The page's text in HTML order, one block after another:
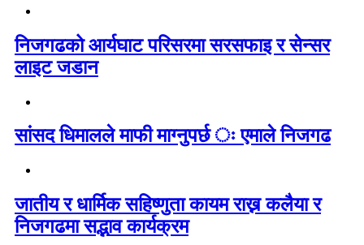
निजगढको आर्यघाट परिसरमा सरसफाइ र सेन्सर
लाइट जडान
सांसद धिमालले माफी माग्नुपर्छ ः एमाले निजगढ
जातीय र धार्मिक सहिष्णुता कायम राख्न कलैया र
निजगढमा सद्भाव कार्यक्रम